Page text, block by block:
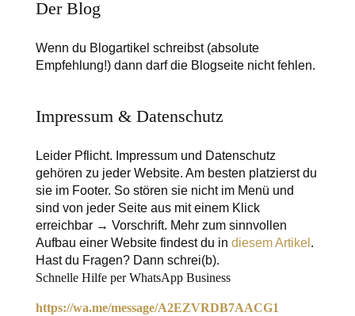
Der Blog
Wenn du Blogartikel schreibst (absolute
Empfehlung!) dann darf die Blogseite nicht fehlen.
Impressum & Datenschutz
Leider Pflicht. Impressum und Datenschutz
gehören zu jeder Website. Am besten platzierst du
sie im Footer. So stören sie nicht im Menü und
sind von jeder Seite aus mit einem Klick
erreichbar → Vorschrift. Mehr zum sinnvollen
Aufbau einer Website findest du in diesem Artikel .
Hast du Fragen? Dann schrei(b).
Schnelle Hilfe per WhatsApp Business
https://wa.me/message/A2EZVRDB7AACG1